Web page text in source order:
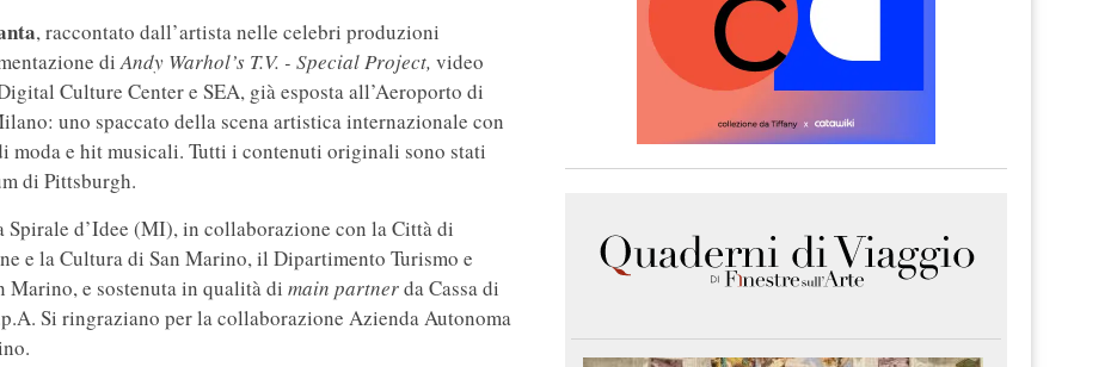
, raccontato dall’artista nelle celebri produzioni
diAndy Warhol’s T.V. - Special Project, video
Culture Center e SEA, già esposta all’Aeroporto di
uno spaccato della scena artistica internazionale con
moda e hit musicali. Tutti i contenuti originali sono stati
di Pittsburgh.
d’Idee (MI), in collaborazione con la Città di
e la Cultura di San Marino, il Dipartimento Turismo e
e sostenuta in qualità di main partnerda Cassa di
Si ringraziano per la collaborazione Azienda Autonoma